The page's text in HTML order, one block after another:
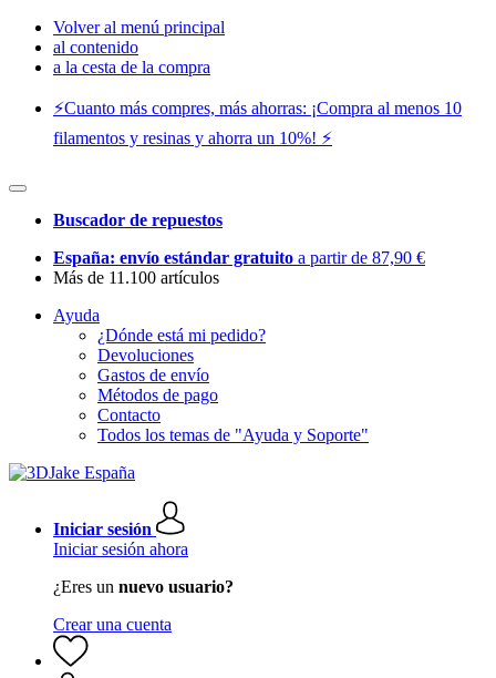
Volver al menú principal
al contenido
a la cesta de la compra
⚡️Cuanto más compres, más ahorras: ¡Compra al menos 10
filamentos y resinas y ahorra un 10%! ⚡️
Buscador de repuestos
España: envío estándar gratuito a partir de 87,90 €
Más de 11.100 artículos
Ayuda
¿Dónde está mi pedido?
Devoluciones
Gastos de envío
Métodos de pago
Contacto
Todos los temas de "Ayuda y Soporte"
Iniciar sesión
Iniciar sesión ahora
¿Eres un nuevo usuario?
Crear una cuenta